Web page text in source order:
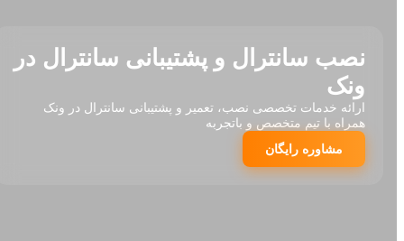
نصب سانترال و پشتیبانی سانترال در
ونک
ارائه خدمات تخصصی نصب، تعمیر و پشتیبانی سانترال در ونک
همراه با تیم متخصص و باتجربه
مشاوره رایگان